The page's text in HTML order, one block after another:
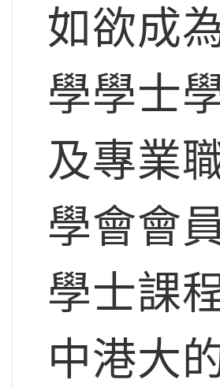
如欲成
學學士
及專業
學會會
學士課
中港大